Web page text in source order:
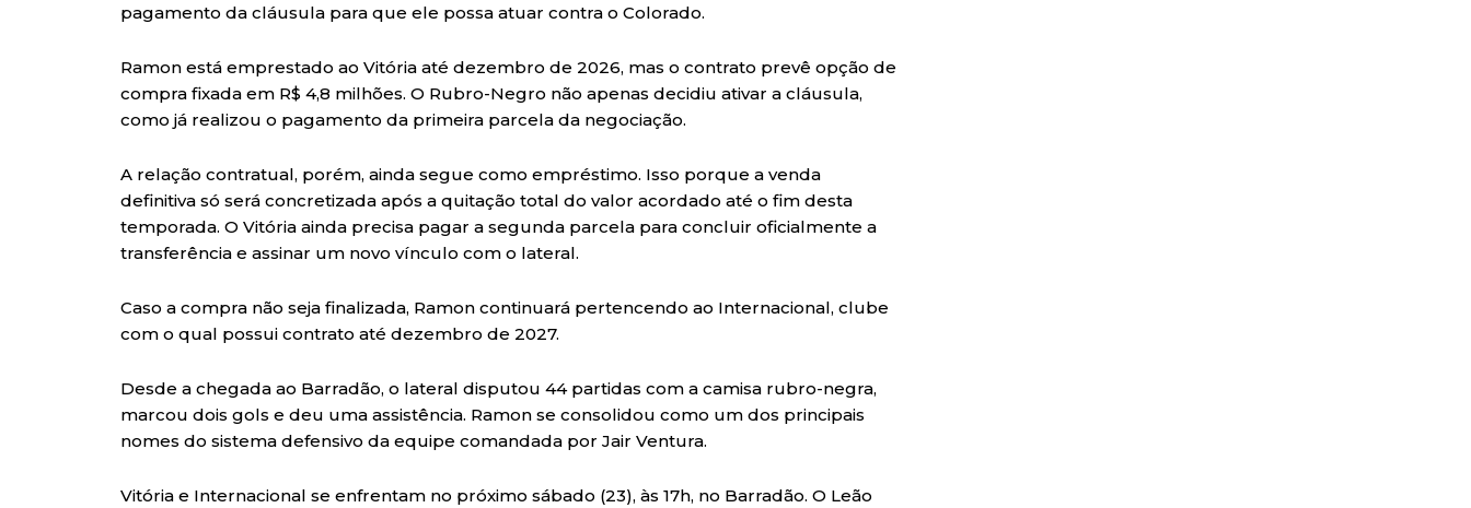
pagamento da cláusula para que ele possa atuar contra o Colorado.
Ramon está emprestado ao Vitória até dezembro de 2026, mas o contrato prevê opção de
compra fixada em R$ 4,8 milhões. O Rubro-Negro não apenas decidiu ativar a cláusula,
como já realizou o pagamento da primeira parcela da negociação.
A relação contratual, porém, ainda segue como empréstimo. Isso porque a venda
definitiva só será concretizada após a quitação total do valor acordado até o fim desta
temporada. O Vitória ainda precisa pagar a segunda parcela para concluir oficialmente a
transferência e assinar um novo vínculo com o lateral.
Caso a compra não seja finalizada, Ramon continuará pertencendo ao Internacional, clube
com o qual possui contrato até dezembro de 2027.
Desde a chegada ao Barradão, o lateral disputou 44 partidas com a camisa rubro-negra,
marcou dois gols e deu uma assistência. Ramon se consolidou como um dos principais
nomes do sistema defensivo da equipe comandada por Jair Ventura.
Vitória e Internacional se enfrentam no próximo sábado (23), às 17h, no Barradão. O Leão